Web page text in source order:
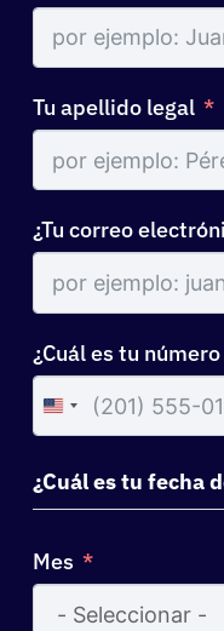
Tu apellido legal
¿Tu correo
¿Cuál es tu
United
States
+1
¿Cuál es tu fecha
Mes